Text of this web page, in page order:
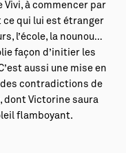
à commencer par
ce qui lui est étranger
l’école, la nounou…
façon d’initier les
aussi une mise en
contradictions de
dont Victorine saura
flamboyant.